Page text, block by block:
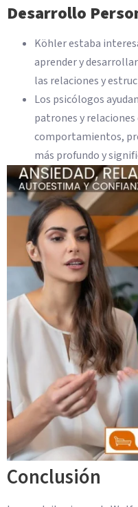
Desarrollo
Köhler estaba
aprender y
las relaciones y
Los psicólogos
patrones y relaciones
comportamientos,
más profundo y
Conclusión